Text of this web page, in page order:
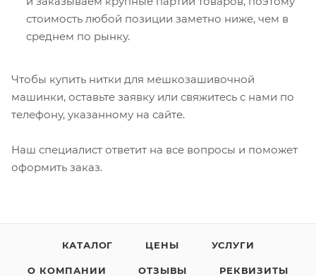
стоимость любой позиции заметно ниже, чем в
среднем по рынку.
Чтобы купить нитки для мешкозашивочной
машинки, оставьте заявку или свяжитесь с нами по
телефону, указанному на сайте.
Наш специалист ответит на все вопросы и поможет
оформить заказ.
КАТАЛОГ ЦЕНЫ УСЛУГИ
О КОМПАНИИ ОТЗЫВЫ РЕКВИЗИТЫ